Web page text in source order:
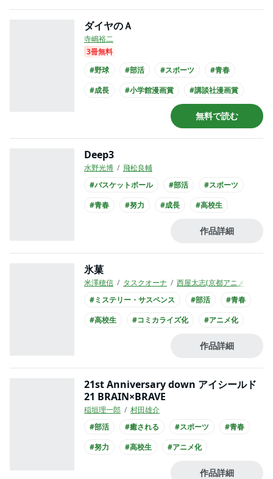
ダイヤのＡ
寺嶋裕二
3冊無料
#野球
#部活 #スポーツ
#青春
#成長
#小学館漫画賞
#講談社漫画賞
無料で読む
Deep3
水野光博
飛松良輔
#バスケットボール
#部活
#スポーツ
#青春
#努力 #成長 #高校生
作品詳細
氷菓
米澤穂信 タスクオーナ
西屋太志(京都アニメーショ
#ミステリー・サスペンス
#部活
#青春
#高校生
#コミカライズ化
#アニメ化
作品詳細
21st Anniversary down アイシールド
21 BRAIN×BRAVE
稲垣理一郎
村田雄介
#部活
#癒される #スポーツ
#青春
#努力
#高校生 #アニメ化
作品詳細